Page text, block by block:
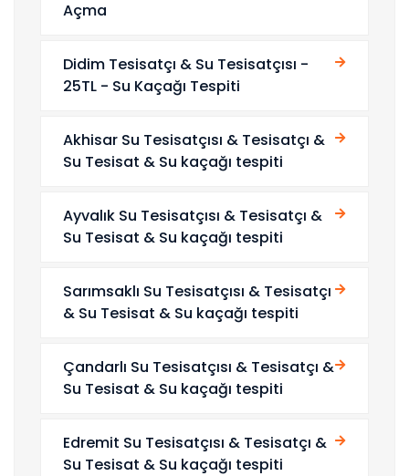
Açma
Didim Tesisatçı & Su Tesisatçısı -
25TL - Su Kaçağı Tespiti
Akhisar Su Tesisatçısı & Tesisatçı &
Su Tesisat & Su kaçağı tespiti
Ayvalık Su Tesisatçısı & Tesisatçı &
Su Tesisat & Su kaçağı tespiti
Sarımsaklı Su Tesisatçısı & Tesisatçı
& Su Tesisat & Su kaçağı tespiti
Çandarlı Su Tesisatçısı & Tesisatçı &
Su Tesisat & Su kaçağı tespiti
Edremit Su Tesisatçısı & Tesisatçı &
Su Tesisat & Su kaçağı tespiti